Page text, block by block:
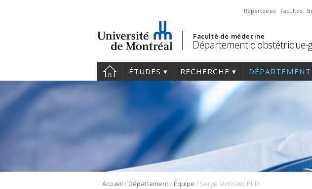
Répertoires Facultés
Faculté de médecine
Département d'obstétrique-
ÉTUDES RECHERCHE DÉPARTEMENT
Accueil / Département/ Équipe / Serge McGraw, PhD